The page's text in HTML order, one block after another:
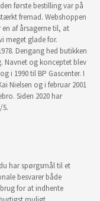
første bestilling var på
fremad. Webshoppen
af årsagerne til, at
meget glade for.
Dengang hed butikken
Navnet og konceptet blev
i 1990 til BP Gascenter. I
Nielsen og i februar 2001
Siden 2020 har
har spørgsmål til et
besvarer både
for at indhente